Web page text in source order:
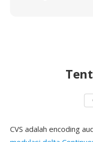
CVS adalah encoding